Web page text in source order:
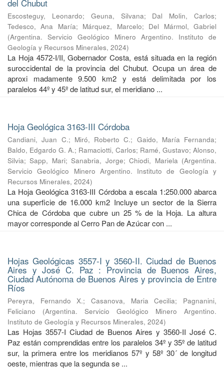
del Chubut
Escosteguy, Leonardo; Geuna, Silvana; Dal Molin, Carlos;
Tedesco, Ana María; Márquez, Marcelo; Del Mármol, Gabriel
(Argentina. Servicio Geológico Minero Argentino. Instituto de
Geología y Recursos Minerales, 2024)
La Hoja 4572-I/II, Gobernador Costa, está situada en la región
suroccidental de la provincia del Chubut. Ocupa un área de
aproxi madamente 9.500 km2 y está delimitada por los
paralelos 44º y 45º de latitud sur, el meridiano ...
Hoja Geológica 3163-III Córdoba
Candiani, Juan C.; Miró, Roberto C.; Gaido, María Fernanda;
Baldo, Edgardo G. A.; Ramaciotti, Carlos; Ramé, Gustavo; Alonso,
Silvia;Sapp, Mari;Sanabria, Jorge;Chiodi, Mariela (Argentina.
Servicio Geológico Minero Argentino. Instituto de Geología y
Recursos Minerales, 2024)
La Hoja Geológica 3163-III Córdoba a escala 1:250.000 abarca
una superficie de 16.000 km2 Incluye un sector de la Sierra
Chica de Córdoba que cubre un 25 % de la Hoja. La altura
mayor corresponde al Cerro Pan de Azúcar con ...
Hojas Geológicas 3557-I y 3560-II. Ciudad de Buenos
Aires y José C. Paz : Provincia de Buenos Aires,
Ciudad Autónoma de Buenos Aires y provincia de Entre
Ríos
Pereyra, Fernando X.;Casanova, Maria Cecilia; Pagnanini,
Feliciano
(Argentina. Servicio Geológico Minero Argentino.
Instituto de Geología y Recursos Minerales, 2024)
Las Hojas 3557-I Ciudad de Buenos Aires y 3560-II José C.
Paz están comprendidas entre los paralelos 34º y 35º de latitud
sur, la primera entre los meridianos 57º y 58º 30´ de longitud
oeste, mientras que la segunda se ...